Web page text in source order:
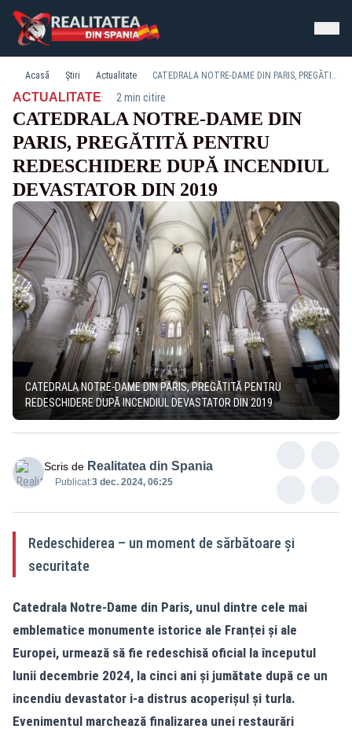
Acasă Știri Actualitate CATEDRALA NOTRE-DAME DIN PARIS, PREGĂTITĂ PENTRU REDESCHIDERE DUPĂ INCENDIUL DEVASTATOR DIN 2019
ACTUALITATE· 2 min citire
CATEDRALA NOTRE-DAME DIN
PARIS, PREGĂTITĂ PENTRU
REDESCHIDERE DUPĂ INCENDIUL
DEVASTATOR DIN 2019
CATEDRALA NOTRE-DAME DIN PARIS, PREGĂTITĂ PENTRU
REDESCHIDERE DUPĂ INCENDIUL DEVASTATOR DIN 2019
Scris de Realitatea din Spania
Publicat:3 dec. 2024, 06:25
Redeschiderea – un moment de sărbătoare și
securitate
Catedrala Notre-Dame din Paris, unul dintre cele mai
emblematice monumente istorice ale Franței și ale
Europei, urmează să fie redeschisă oficial la începutul
lunii decembrie 2024, la cinci ani și jumătate după ce un
incendiu devastator i-a distrus acoperișul și turla.
Evenimentul marchează finalizarea unei restaurări